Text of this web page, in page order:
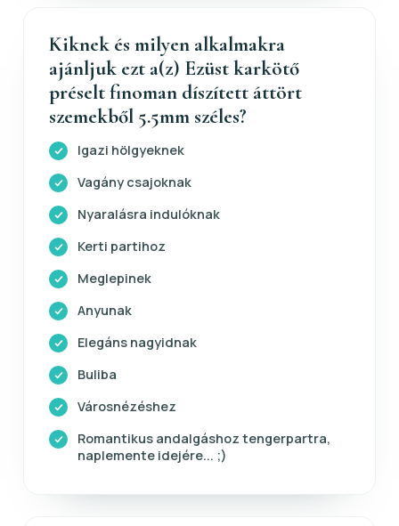
Kiknek és milyen alkalmakra
ajánljuk ezt a(z) Ezüst karkötő
préselt finoman díszített áttört
szemekből 5.5mm széles?
Igazi hölgyeknek
Vagány csajoknak
Nyaralásra indulóknak
Kerti partihoz
Meglepinek
Anyunak
Elegáns nagyidnak
Buliba
Városnézéshez
Romantikus andalgáshoz tengerpartra,
naplemente idejére... ;)